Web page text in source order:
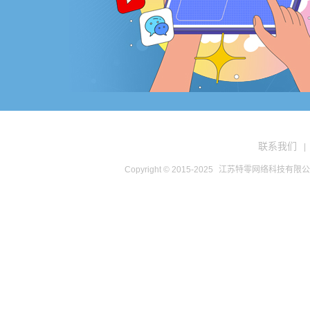
联系我们
Copyright © 2015-2025 江苏特零网络科技有限